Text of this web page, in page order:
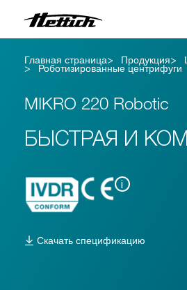
Продукция
Приложения
Центр поддержки
Контакты
Новости и События
Главная страница Продукция
Роботизированные центрифуги
MIKRO 220 Robotic
БЫСТРАЯ И
i
Скачать спецификацию